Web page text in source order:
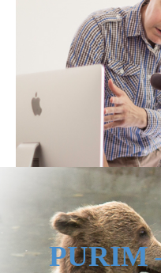
PURIM